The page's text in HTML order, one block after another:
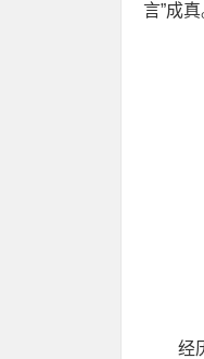
言”成真
经